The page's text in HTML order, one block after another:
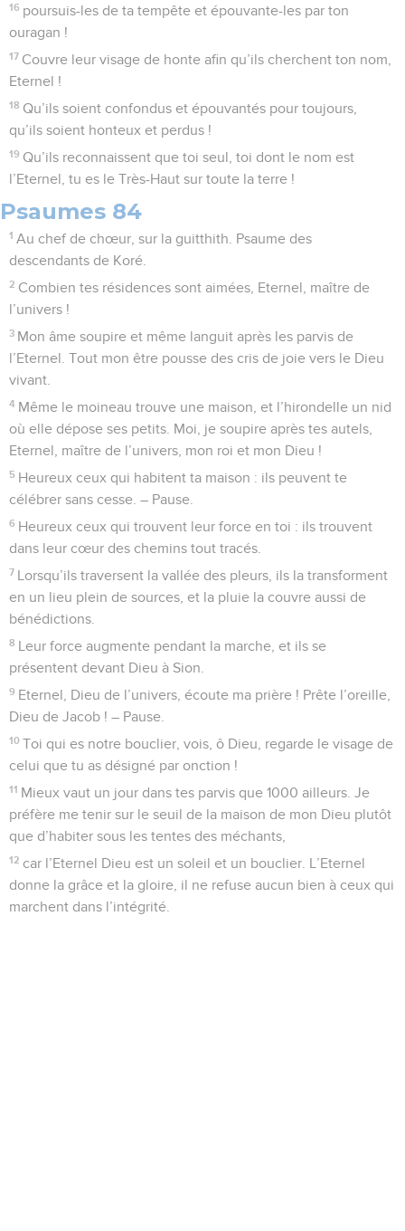
16 poursuis-les de ta tempête et épouvante-les par ton
ouragan !
17 Couvre leur visage de honte afin qu’ils cherchent ton nom,
Eternel !
18 Qu’ils soient confondus et épouvantés pour toujours,
qu’ils soient honteux et perdus !
19 Qu’ils reconnaissent que toi seul, toi dont le nom est
l’Eternel, tu es le Très-Haut sur toute la terre !
Psaumes 84
1 Au chef de chœur, sur la guitthith. Psaume des
descendants de Koré.
2 Combien tes résidences sont aimées, Eternel, maître de
l’univers !
3 Mon âme soupire et même languit après les parvis de
l’Eternel. Tout mon être pousse des cris de joie vers le Dieu
vivant.
4 Même le moineau trouve une maison, et l’hirondelle un nid
où elle dépose ses petits. Moi, je soupire après tes autels,
Eternel, maître de l’univers, mon roi et mon Dieu !
5 Heureux ceux qui habitent ta maison : ils peuvent te
célébrer sans cesse. – Pause.
6 Heureux ceux qui trouvent leur force en toi : ils trouvent
dans leur cœur des chemins tout tracés.
7 Lorsqu’ils traversent la vallée des pleurs, ils la transforment
en un lieu plein de sources, et la pluie la couvre aussi de
bénédictions.
8 Leur force augmente pendant la marche, et ils se
présentent devant Dieu à Sion.
9 Eternel, Dieu de l’univers, écoute ma prière ! Prête l’oreille,
Dieu de Jacob ! – Pause.
10 Toi qui es notre bouclier, vois, ô Dieu, regarde le visage de
celui que tu as désigné par onction !
11 Mieux vaut un jour dans tes parvis que 1000 ailleurs. Je
préfère me tenir sur le seuil de la maison de mon Dieu plutôt
que d’habiter sous les tentes des méchants,
12 car l’Eternel Dieu est un soleil et un bouclier. L’Eternel
donne la grâce et la gloire, il ne refuse aucun bien à ceux qui
marchent dans l’intégrité.